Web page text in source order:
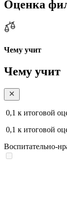
Оценка
Чему учит
Чему учит
0,1 к итоговой
0,1 к итоговой
Воспитательно-